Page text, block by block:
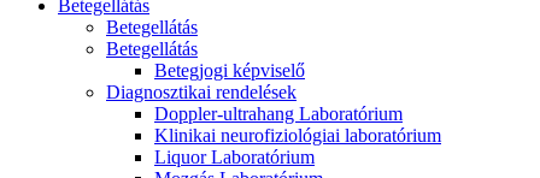
Betegellátás
Betegellátás
Betegellátás
Betegjogi képviselő
Diagnosztikai rendelések
Doppler-ultrahang Laboratórium
Klinikai neurofiziológiai laboratórium
Liquor Laboratórium